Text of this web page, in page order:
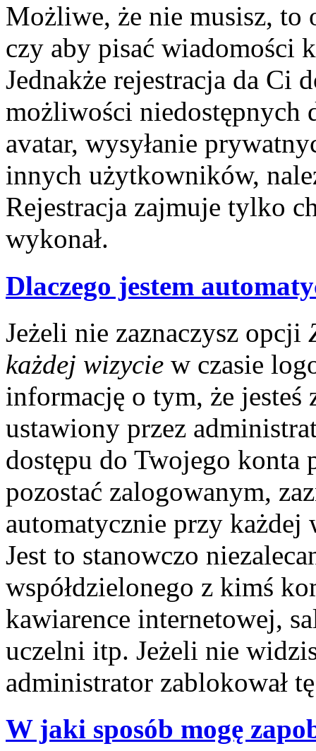
Możliwe, że nie musisz, to
czy aby pisać wiadomości
Jednakże rejestracja da Ci
możliwości niedostępnych
avatar, wysyłanie
innych użytkowników,
Rejestracja zajmuje tylko
wykonał.
Dlaczego jestem
Jeżeli nie zaznaczysz opcji
każdej wizycie w czasie
informację o tym, że
ustawiony przez
dostępu do Twojego konta
pozostać zalogowanym,
automatycznie przy każdej
Jest to stanowczo
współdzielonego z kimś
kawiarence internetowej,
uczelni itp. Jeżeli nie
administrator zablokował
W jaki sposób mogę